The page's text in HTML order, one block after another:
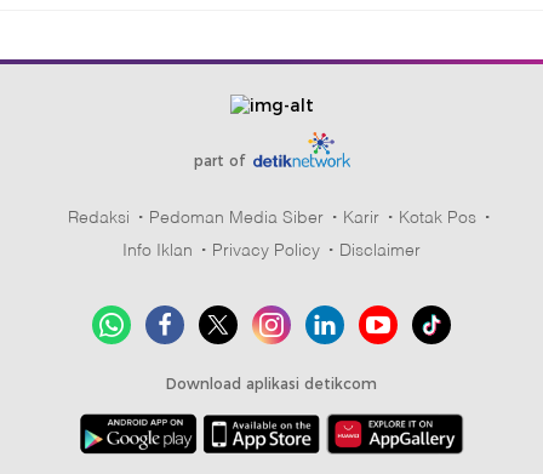
part of
Redaksi Pedoman Media Siber Karir
Kotak Pos
Info Iklan
Privacy Policy Disclaimer
Download aplikasi detikcom